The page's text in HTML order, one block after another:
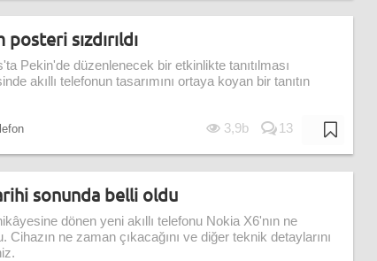
posteri sızdırıldı
Pekin'de düzenlenecek bir etkinlikte tanıtılması
akıllı telefonun tasarımını ortaya koyan bir tanıtın
3,9b 13
sonunda belli oldu
dönen yeni akıllı telefonu Nokia X6'nın ne
Cihazın ne zaman çıkacağını ve diğer teknik detaylarını